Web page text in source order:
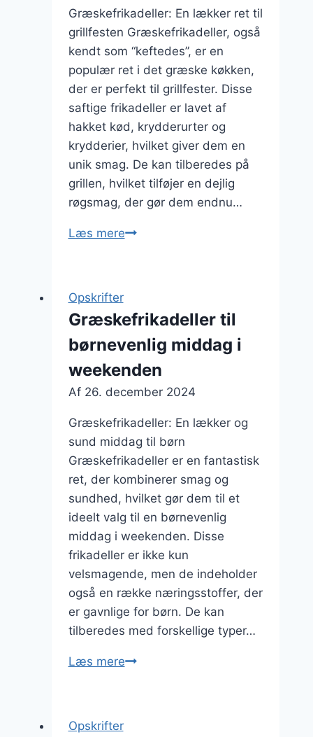
Græskefrikadeller: En lækker ret til
grillfesten Græskefrikadeller, også
kendt som “keftedes”, er en
populær ret i det græske køkken,
der er perfekt til grillfester. Disse
saftige frikadeller er lavet af
hakket kød, krydderurter og
krydderier, hvilket giver dem en
unik smag. De kan tilberedes på
grillen, hvilket tilføjer en dejlig
røgsmag, der gør dem endnu…
Læs mereGræskefrikadeller
sauce
Opskrifter
Græskefrikadeller til
børnevenlig middag i
weekenden
Af 26. december 2024
Græskefrikadeller: En lækker og
sund middag til børn
Græskefrikadeller er en fantastisk
ret, der kombinerer smag og
sundhed, hvilket gør dem til et
ideelt valg til en børnevenlig
middag i weekenden. Disse
frikadeller er ikke kun
velsmagende, men de indeholder
også en række næringsstoffer, der
er gavnlige for børn. De kan
tilberedes med forskellige typer…
Læs mereGræskefrikadeller
Opskrifter